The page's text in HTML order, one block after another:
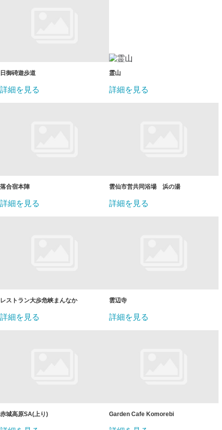
日御碕遊歩道
詳細を見る
霊山
詳細を見る
落合宿本陣
詳細を見る
雲仙市営共同浴場 浜の湯
詳細を見る
レストラン大歩危峡まんなか
詳細を見る
雲辺寺
詳細を見る
赤城高原SA(上り) Garden Cafe Komorebi